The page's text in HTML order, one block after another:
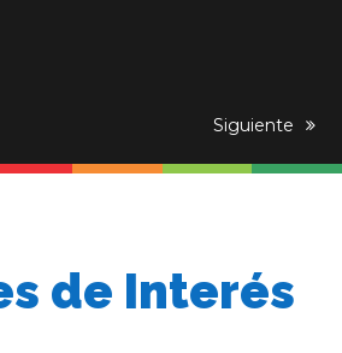
next
Siguiente
de Interés